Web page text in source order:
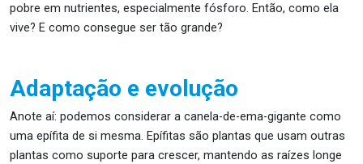
pobre em nutrientes, especialmente fósforo. Então, como ela
vive? E como consegue ser tão grande?
Adaptação e evolução
Anote aí: podemos considerar a canela-de-ema-gigante como
uma epífita de si mesma. Epífitas são plantas que usam outras
plantas como suporte para crescer, mantendo as raízes longe